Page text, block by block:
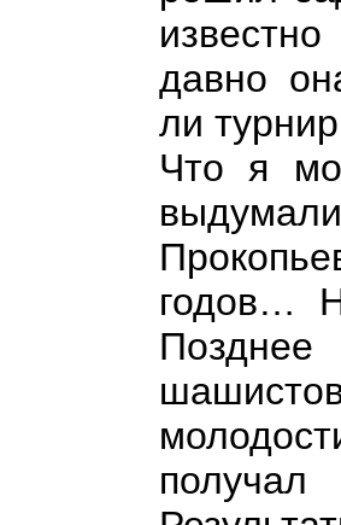
давно
ли
Что я
годов…